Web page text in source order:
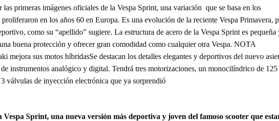
primeras imágenes oficiales de la Vespa Sprint, una variación que se basa en los
proliferaron en los años 60 en Europa. Es una evolución de la reciente Vespa Primavera,
como su “apellido” sugiere. La estructura de acero de la Vespa Sprint es pequeña
buena protección y ofrecer gran comodidad como cualquier otra Vespa. NOTA
sus motos híbridasSe destacan los detalles elegantes y deportivos del nuevo
instrumentos analógico y digital. Tendrá tres motorizaciones, un monocilíndrico de 125
válvulas de inyección electrónica que ya sorprendió
Sprint, una nueva versión más deportiva y joven del famoso scooter que